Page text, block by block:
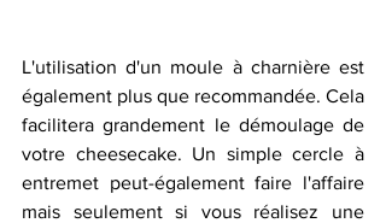
L'utilisation d'un moule à charnière est
également plus que recommandée. Cela
facilitera grandement le démoulage de
votre cheesecake. Un simple cercle à
entremet peut-également faire l'affaire
mais seulement si vous réalisez une